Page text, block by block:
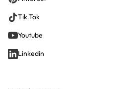
Tik Tok
Youtube
Linkedin